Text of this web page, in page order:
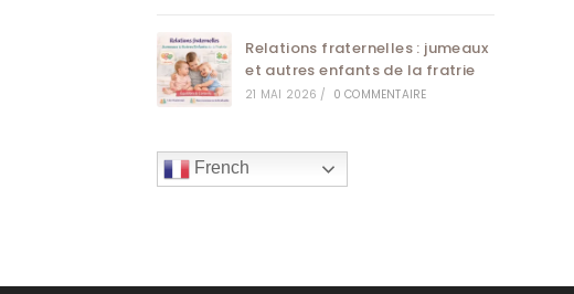
Relations fraternelles : jumeaux
et autres enfants de la fratrie
21 MAI 2026 / 0 COMMENTAIRE
French